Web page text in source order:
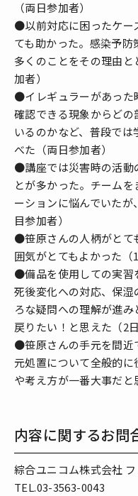
（両日参加者）
●以前対応に困ったケー
ても助かった。感染予防
多くのことをその理由
加者）
●イレギュラーがあった
確認できる現象からどの
いるのかなど、普段で
べた（両日参加者）
●講座では災害時の活動
とが多かった。チーム
ーションに悩んでいた
目参加者）
●笹原さんの人柄がとて
囲気がとてもよかった（
●備品を使用しての実習
死後変化への対応、保
ろな疑問への理解が進
戻りたい！と思えた（2
●笹原さんの手元を間近
元処置について全般的
や考え方が一番大事だと
内容に関するお問
綜合ユニコム株式会社
TEL.03-3563-0043